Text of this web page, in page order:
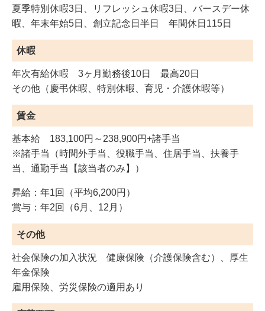
夏季特別休暇3日、リフレッシュ休暇3日、バースデー休
暇、年末年始5日、創立記念日半日 年間休日115日
休暇
年次有給休暇 3ヶ月勤務後10日 最高20日
その他（慶弔休暇、特別休暇、育児・介護休暇等）
賃金
基本給 183,100円～238,900円+諸手当
※諸手当（時間外手当、役職手当、住居手当、扶養手
当、通勤手当【該当者のみ】）
昇給：年1回（平均6,200円）
賞与：年2回（6月、12月）
その他
社会保険の加入状況 健康保険（介護保険含む）、厚生
年金保険
雇用保険、労災保険の適用あり